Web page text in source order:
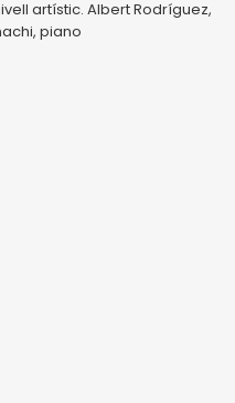
artístic. Albert Rodríguez,
piano